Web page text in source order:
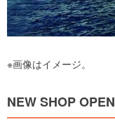
※画像はイメージ。
NEW SHOP OPEN